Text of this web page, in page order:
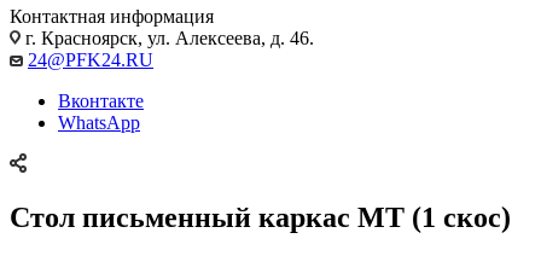
Контактная информация
г. Красноярск, ул. Алексеева, д. 46.
24@PFK24.RU
Вконтакте
WhatsApp
Стол письменный каркас МТ (1 скос)